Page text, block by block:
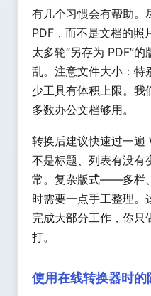
有几个习惯会有帮助。
PDF，而不是文档的照
太多轮“另存为 PDF”
乱。注意文件大小：特
少工具有体积上限。
多数办公文档够用。
转换后建议快速过一遍
不是标题、列表有没有
常。复杂版式——多栏
时需要一点手工整理。
完成大部分工作，你只
打。
使用在线转换器时的